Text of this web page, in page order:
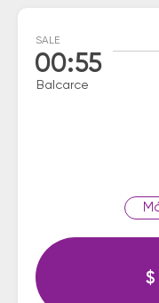
SALE
00:55
Balcarce
$